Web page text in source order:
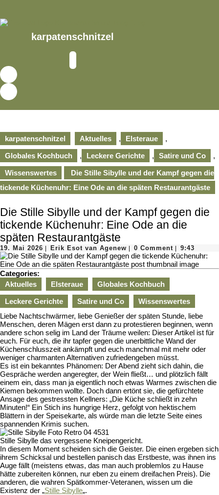
content
karpatenschnitzel
Button
karpatenschnitzel Aktuelles , Elsteraue ,
Globales Kochbuch , Leckere Gerichte , Satire und Co ,
Wissenswertes
Die Stille Sibylle und der Kampf gegen die
tickende Küchenuhr: Eine Ode an die späten Restaurantgäste
Die Stille Sibylle und der Kampf gegen die
tickende Küchenuhr: Eine Ode an die
späten Restaurantgäste
19. Mai 2026 19.
Mai
2026
Erik Esot van AgenewErik
Esot
van
Agenew
0 Comment 9:43
Categories:
Aktuelles
Elsteraue Globales Kochbuch
Leckere Gerichte Satire und Co
Wissenswertes
Liebe Nachtschwärmer, liebe Genießer der späten Stunde, liebe
Menschen, deren Mägen erst dann zu protestieren beginnen, wenn
andere schon selig im Land der Träume weilen: Dieser Artikel ist für
euch. Für euch, die ihr tapfer gegen die unerbittliche Wand der
Küchenschlusszeit ankämpft und euch manchmal mit mehr oder
weniger charmanten Alternativen zufriedengeben müsst.
Es ist ein bekanntes Phänomen: Der Abend zieht sich dahin, die
Gespräche werden angeregter, der Wein fließt… und plötzlich fällt
einem ein, dass man ja eigentlich noch etwas Warmes zwischen die
Kiemen bekommen wollte. Doch dann ertönt sie, die gefürchtete
Ansage des gestressten Kellners: „Die Küche schließt in zehn
Minuten!“ Ein Stich ins hungrige Herz, gefolgt von hektischem
Blättern in der Speisekarte, als würde man die letzte Seite eines
spannenden Krimis suchen.
Stille Sibylle das vergessene Kneipengericht.
In diesem Moment scheiden sich die Geister. Die einen ergeben sich
ihrem Schicksal und bestellen panisch das Erstbeste, was ihnen ins
Auge fällt (meistens etwas, das man auch problemlos zu Hause
hätte zubereiten können, nur eben zu einem dreifachen Preis). Die
anderen, die wahren Spätkommer-Veteranen, wissen um die
Existenz der „Stille Sibylle„.